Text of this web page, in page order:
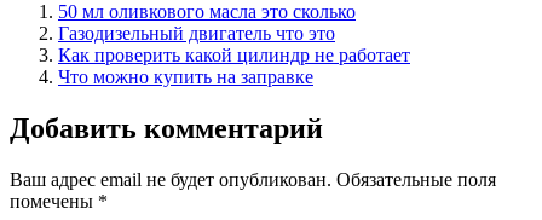
50 мл оливкового масла это сколько
Газодизельный двигатель что это
Как проверить какой цилиндр не работает
Что можно купить на заправке
Добавить комментарий
Ваш адрес email не будет опубликован. Обязательные поля
помечены *